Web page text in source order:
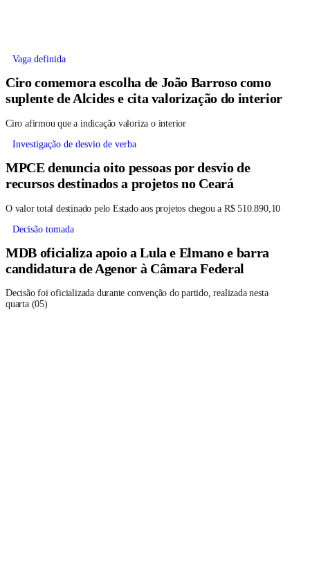
Vaga definida
Ciro comemora escolha de João Barroso como
suplente de Alcides e cita valorização do interior
Ciro afirmou que a indicação valoriza o interior
Investigação de desvio de verba
MPCE denuncia oito pessoas por desvio de
recursos destinados a projetos no Ceará
O valor total destinado pelo Estado aos projetos chegou a R$ 510.890,10
Decisão tomada
MDB oficializa apoio a Lula e Elmano e barra
candidatura de Agenor à Câmara Federal
Decisão foi oficializada durante convenção do partido, realizada nesta
quarta (05)